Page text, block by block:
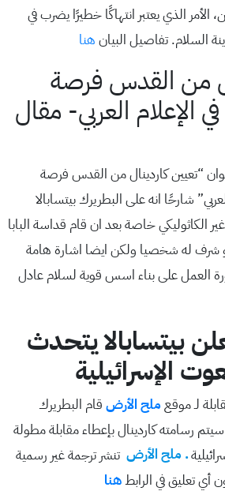
الأمر الذي يعتبر انتهاكًا خطيرًا يضرب في
السلام. تفاصيل البيان هنا
من القدس فرصة
الإعلام العربي- مقال
“تعيين كاردينال من القدس فرصة
شارحًا انه على البطريرك بيتسابالا
غير الكاثوليكي خاصة بعد ان قام قداسة البابا
شرف له شخصيا ولكن ايضا اشارة هامة
العمل على بناء اسس قوية لسلام عادل
بيتسابالا يتحدث
الإسرائيلية
لـ موقعملح الأرض قام البطريرك
رسامته كاردينال بإعطاء مقابلة مطولة
. ملح الأرض تنشر ترجمة غير رسمية
تعليق في الرابطهنا